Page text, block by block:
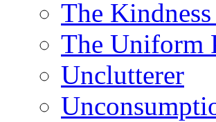
The
The Uniform
Unclutterer